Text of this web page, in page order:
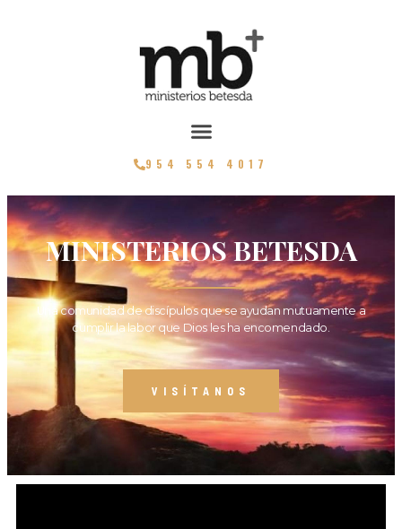
954 554 4017
MINISTERIOS BETESDA
Una comunidad de discípulos que se ayudan mutuamente a
cumplir la labor que Dios les ha encomendado.
VISÍTANOS